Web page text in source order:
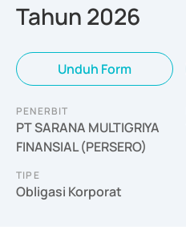
Tahun 2026
Unduh Form
PENERBIT
PT SARANA MULTIGRIYA
FINANSIAL (PERSERO)
TIPE
Obligasi Korporat